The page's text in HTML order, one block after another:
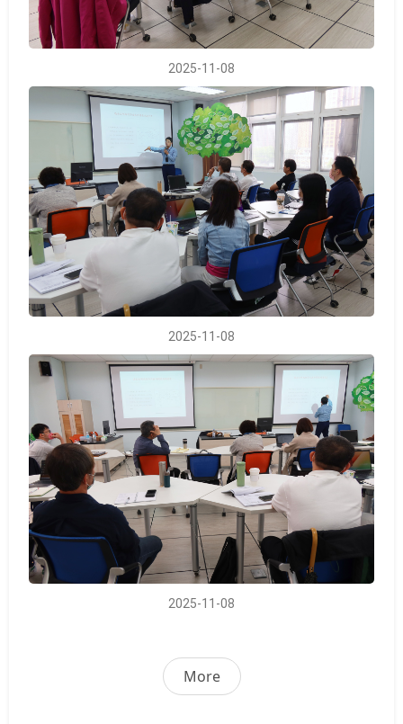
2025-11-08
2025-11-08
2025-11-08
More